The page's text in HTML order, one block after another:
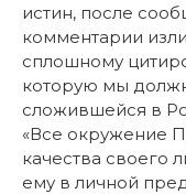
истин, после
комментарии
сплошному
которую мы
сложившейся в
«Все окружение
качества своего
ему в личной